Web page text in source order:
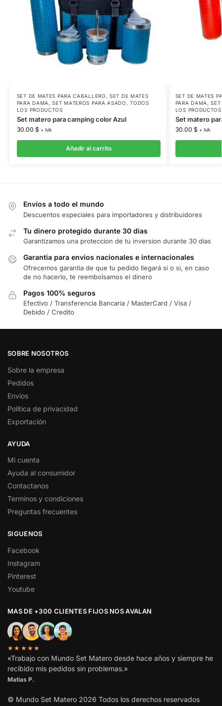
SET DE MATES PARA CABALLERO ,SET DE MATES
PARA DAMA ,SET MATEROS PARA ASADO ,TODOS
LOS PRODUCTOS
Set matero para camping color Azul
30.00 $ + IVA
Añadir al carrito
SET DE MATES
PARA DAMA ,
LOS PRODUCTOS
Set matero
30.00 $ + IVA
Envíos a todo el mundo
Descuentos especiales para importadores y distribuidores
Tu dinero protegido durante 30 dias
Garantizamos una proteccion de tu inversion durante 30 dias
Garantia para envios nacionales e internacionales
Ofrecemos garantia de que tu pedido llegará si o si, en caso
de no hacerlo, te reembolsamos el dinero
Pagos 100% seguros
Efectivo / Transferencia Bancaria / MasterCard / Visa /
Debido / Credito
SOBRE NOSOTROS
Sobre la empresa
Pedidos
Envios
Politica de privacidad
Exportación
AYUDA
Mi cuenta
Ayuda al consumidor
Contactanos
Terminos y condiciones
Preguntas frecuentes
SIGUENOS
Facebook
Instagram
Pinterest
Youtube
MAS DE +300 CLIENTES FIJOS NOS AVALAN
★★★★★
«Trabajo con Mundo Set Matero desde hace años y siempre he
recibido mis pedidos sin problemas.»
Matias P.
© Mundo Set Matero 2026 Todos los derechos reservados